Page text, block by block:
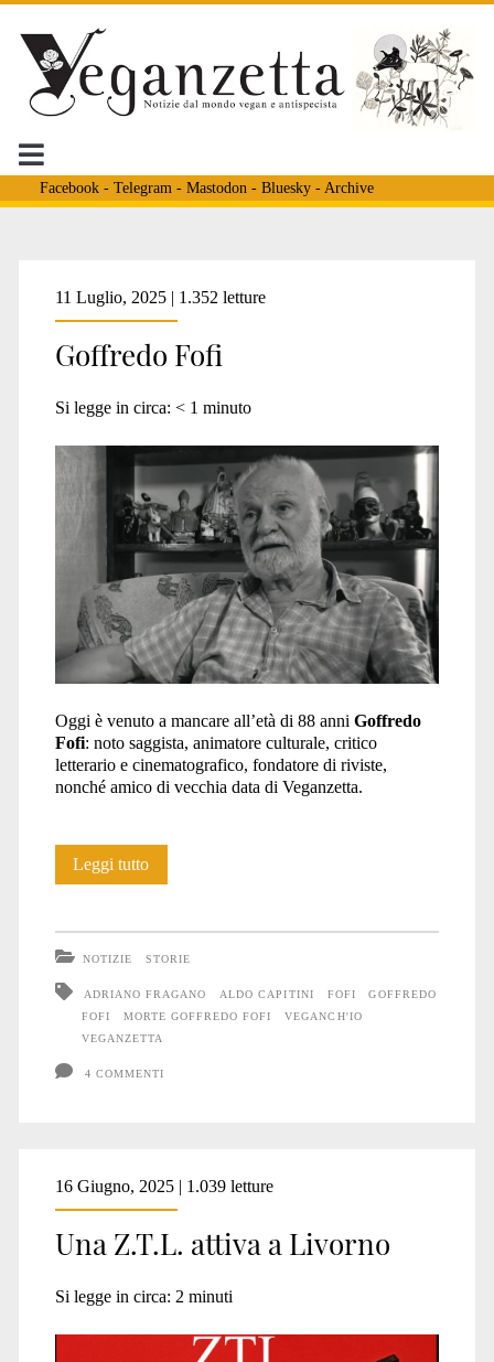
Facebook- Telegram - Mastodon - Bluesky- Archive
Tag:
<span>Adriano
Fragano</span>
11 Luglio, 2025 | 1.352 letture
Goffredo Fofi
Si legge in circa: < 1 minuto
Oggi è venuto a mancare all’età di 88 anni Goffredo
Fofi: noto saggista, animatore culturale, critico
letterario e cinematografico, fondatore di riviste,
nonché amico di vecchia data di Veganzetta.
Leggi tuttoGoffredo
NOTIZIE STORIE
ADRIANO FRAGANO ALDO CAPITINI FOFI
GOFFREDO
FOFI
MORTE GOFFREDO FOFI
VEGANCH'IO
VEGANZETTA
4 COMMENTI
16 Giugno, 2025 | 1.039 letture
Una Z.T.L. attiva a Livorno
Si legge in circa: 2 minuti